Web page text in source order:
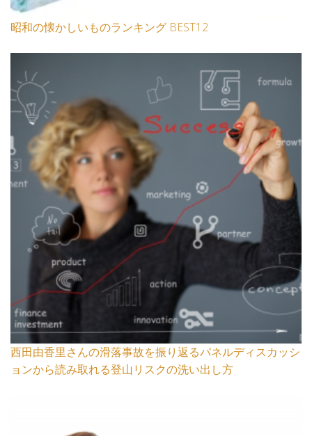
昭和の懐かしいものランキング BEST12
西田由香里さんの滑落事故を振り返るパネルディスカッシ
ョンから読み取れる登山リスクの洗い出し方